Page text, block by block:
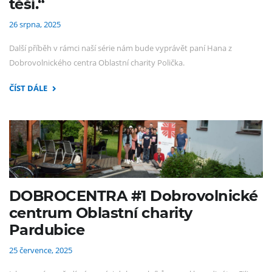
těší.“
26 srpna, 2025
Další příběh v rámci naší série nám bude vyprávět paní Hana z
Dobrovolnického centra Oblastní charity Polička.
ČÍST DÁLE
DOBROCENTRA #1 Dobrovolnické
centrum Oblastní charity
Pardubice
25 července, 2025